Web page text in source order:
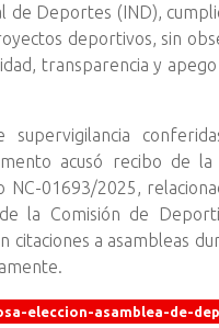
de Deportes (IND),
deportivos, sin
transparencia y
acusó recibo de
NC-01693/2025,
la Comisión de
citaciones a asambleas
eleccion-asamblea-de-